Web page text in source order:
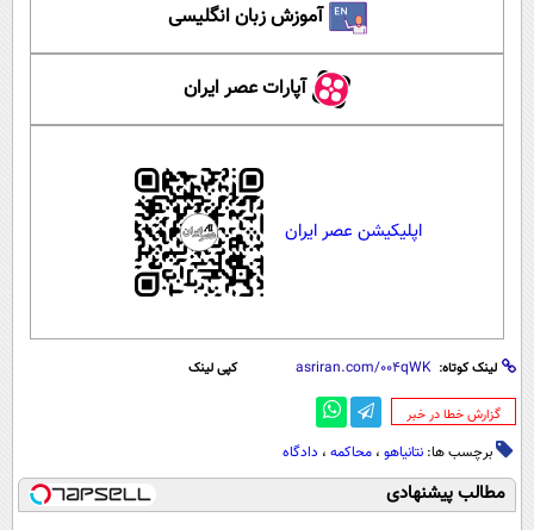
آموزش زبان انگلیسی
آپارات عصر ایران
اپلیکیشن عصر ایران
لینک کوتاه: کپی لینک
‌گزارش خطا در خبر
برچسب ها: نتانیاهو ، محاکمه ، دادگاه
مطالب پیشنهادی